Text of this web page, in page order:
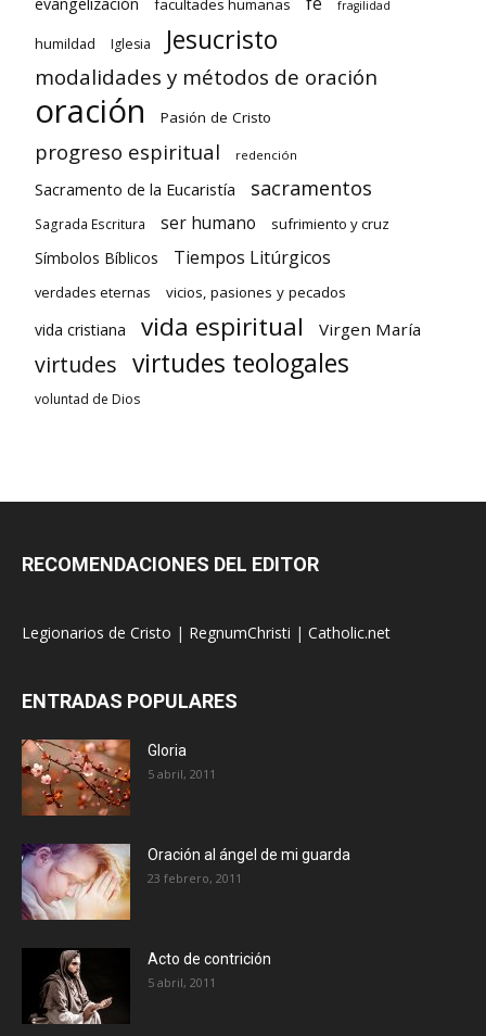
facultades humanas fragilidad
humildad Iglesia Jesucristo
modalidades y métodos de oración
oración Pasión de Cristo
progreso espiritual redención
Sacramento de la Eucaristía sacramentos
Sagrada Escritura ser humano sufrimiento y cruz
Símbolos Bíblicos Tiempos Litúrgicos
verdades eternas vicios, pasiones y pecados
vida cristiana vida espiritual Virgen María
virtudes virtudes teologales
voluntad de Dios
RECOMENDACIONES DEL EDITOR
Legionarios de Cristo | RegnumChristi | Catholic.net
ENTRADAS POPULARES
Gloria
5 abril, 2011
Oración al ángel de mi guarda
23 febrero, 2011
Acto de contrición
5 abril, 2011